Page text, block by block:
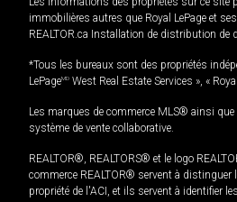
immobilières autres que Royal LePage et
REALTOR.ca Installation de distribution de
*Tous les bureaux sont des propriétés
LePageMD West Real Estate Services », «
Les marques de commerce MLS® ainsi
système de vente collaborative.
REALTOR®, REALTORS® et le logo
commerce REALTOR® servent à
propriété de l'ACI, et ils servent à identifier